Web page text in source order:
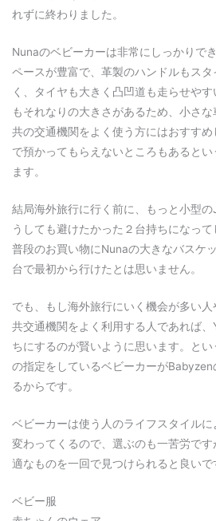
れずに終わりました。
Nunaのベビーカーは非常にしっかりで
ペースが豊富で、革製のハンドルもス
く、タイヤも大きく凸凹道も走らせや
もそれなりの大きさがあるため、小さ
共の交通機関をよく使う方にはおすす
で預かってもらえないところもあると
ます。
結局海外旅行に行く前に、もっと小型
うしても避けたかった２台持ちになっ
普段のお買い物にNunaの大きなバスケ
台で最初から行けたとは思いません。
でも、もし海外旅行にいく機会が多い
共交通機関をよく利用する人であれば
ちにするのが賢いように思います。と
の指定をしているベビーカーが
るからです。
ベビーカーは使う人のライフスタイル
変わってくるので、選ぶのも一苦労で
適なものを一回で見つけられると良いで
ベビー服